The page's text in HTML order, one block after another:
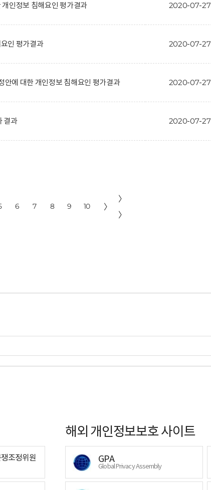
개인정보 침해요인 평가결과 2020-07-27
인 평가결과 2020-07-27
안에 대한 개인정보 침해요인 평가결과 2020-07-27
결과 2020-07-27
6 7 8 9 10 〉
〉
〉
조정위원
해외 개인정보보호 사이트
GPA
Global Privacy Assembly